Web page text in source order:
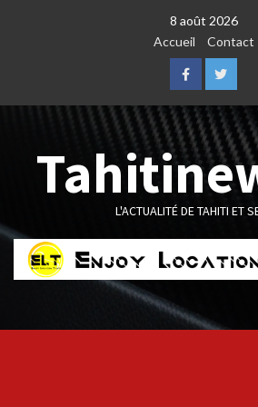
8 août 2026
Accueil
Contact
FacebookTwitter
L'ACTUALITÉ DE TAHITI ET